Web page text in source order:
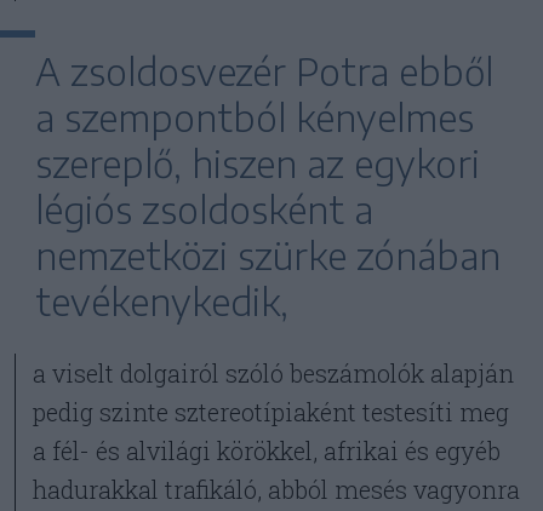
A zsoldosvezér Potra ebből
a szempontból kényelmes
szereplő, hiszen az egykori
légiós zsoldosként a
nemzetközi szürke zónában
tevékenykedik,
a viselt dolgairól szóló beszámolók alapján
pedig szinte sztereotípiaként testesíti meg
a fél- és alvilági körökkel, afrikai és egyéb
hadurakkal trafikáló, abból mesés vagyonra